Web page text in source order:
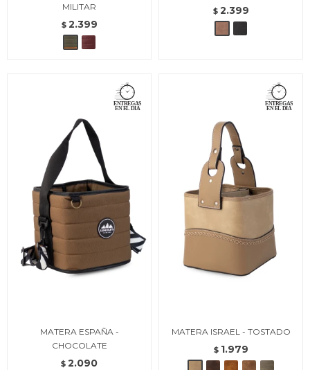
MILITAR
$ 2.399
$ 2.399
MATERA ESPAÑA -
CHOCOLATE
$ 2.090
MATERA ISRAEL - TOSTADO
$ 1.979